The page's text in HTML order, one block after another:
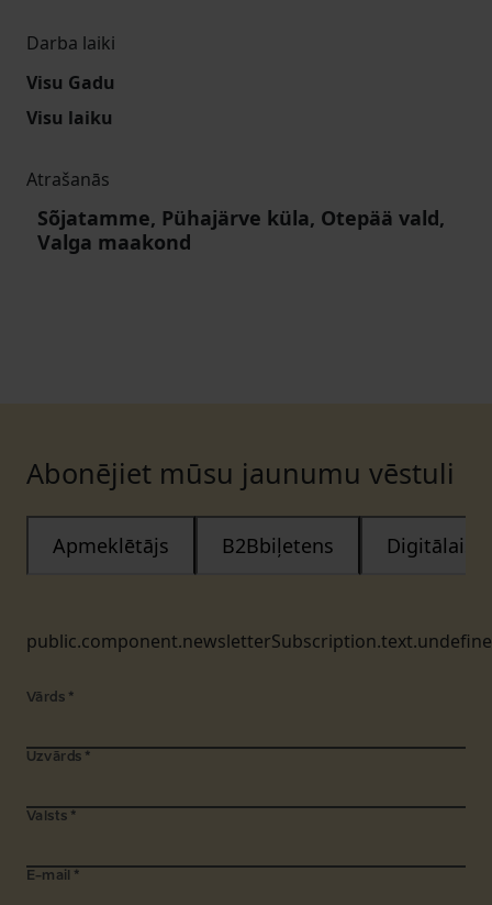
Darba laiki
Visu Gadu
Visu laiku
Atrašanās
Sõjatamme, Pühajärve küla, Otepää vald,
Valga maakond
Abonējiet mūsu jaunumu vēstuli
Apmeklētājs B2Bbiļetens Digitālais
Vārds *
Uzvārds *
Valsts *
E-mail *